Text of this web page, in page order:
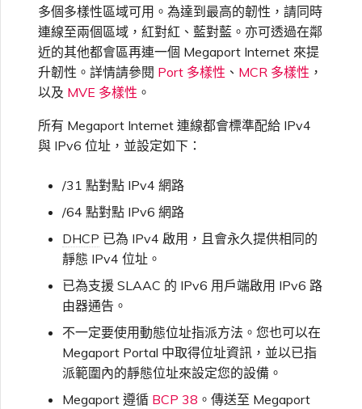
更新公司資訊
重設密碼
登入 Megaport Portal
位置 ID
服務佈建方式
合作夥伴代管帳戶
技術規格
限制與配額
關閉 VXC 以進行容錯移轉測
終止 VXC
實用參考
Google Cloud
Latitude.sh
OVHcloud
Salesforce Express
SAP
IBM Cloud Direct Link MCR
VMware SD-WAN
在 MCR 中使用 IPsec
MCR 路由管理
MCR Looking Glass（路由診
斷）
MCR 私有雲端互聯
終止 MCR
Anapaya
Aruba SD-WAN
Aviatrix
Check Point CloudGuard
Fortinet FortiGate
新增和修改使用者
管理使用者角色
監控維護和中斷事件
鎖定 Megaport 服務
下載帳單
Port 計費
MCR 計費
MVE 計費
VXC、Megaport Internet 和
客戶註冊與入駐
建立至 AWS 的 VXC
建立至 Azure 的 VXC
建立至 Google Cloud 的
VXC
建立 MCR
從 MCR 建立至 Azure 的
使用 Terraform MCP
Server（公開測試版）
Megaport Terraform
Provider 學習資料與資源
Megaport Internet
建立 Juniper 私有連線
Megaport Terraform
Provider
在測試環境中測試
客戶安全責任
Megaport Portal 驗證常見
歐盟數位服務法
多個多樣性區域可用。為達到最高的韌性，請同時
連線至兩個區域，紅對紅、藍對藍。亦可透過在鄰
近的其他都會區再連一個 Megaport Internet 來提
升韌性。詳情請參閱 Port 多樣性 、 MCR 多樣性 ，
以及 MVE 多樣性 。
所有 Megaport Internet 連線都會標準配給 IPv4
與 IPv6 位址，並設定如下：
/31 點對點 IPv4 網路
/64 點對點 IPv6 網路
DHCP 已為 IPv4 啟用，且會永久提供相同的
靜態 IPv4 位址。
已為支援 SLAAC 的 IPv6 用戶端啟用 IPv6 路
由器通告。
不一定要使用動態位址指派方法。您也可以在
Megaport Portal 中取得位址資訊，並以已指
派範圍內的靜態位址來設定您的設備。
Megaport 遵循 BCP 38 。傳送至 Megaport